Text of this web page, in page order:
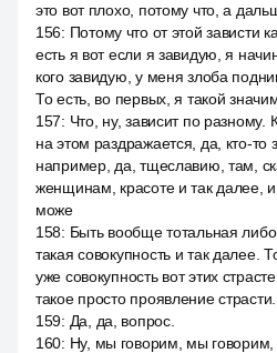
это вот плохо, потому что, а
156: Потому что от этой зависти
есть я вот если я завидую, я
кого завидую, у меня злоба
То есть, во первых, я такой
157: Что, ну, зависит по разному.
на этом раздражается, да, кто-то
например, да, тщеславию, там,
женщинам, красоте и так далее, и
може
158: Быть вообще тотальная
такая совокупность и так далее.
уже совокупность вот этих
такое просто проявление
159: Да, да, вопрос.
160: Ну, мы говорим, мы говорим,